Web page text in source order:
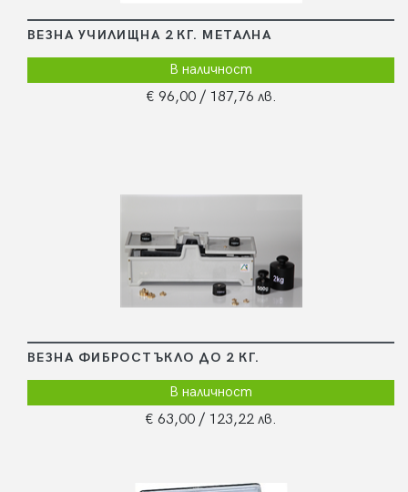
ВЕЗНА УЧИЛИЩНА 2 КГ. МЕТАЛНА
В наличност
€ 96,00 / 187,76 лв.
ВЕЗНА ФИБРОСТЪКЛО ДО 2 КГ.
В наличност
€ 63,00 / 123,22 лв.